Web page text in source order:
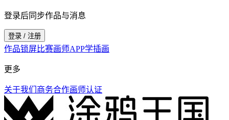
登录后同步作品与消息
登录 / 注册
作品锁屏比赛画师APP学插画
更多
关于我们 商务合作画师认证